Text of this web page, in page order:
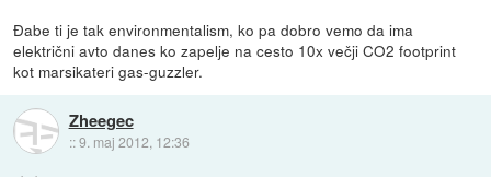
Đabe ti je tak environmentalism, ko pa dobro vemo da ima
električni avto danes ko zapelje na cesto 10x večji CO2 footprint
kot marsikateri gas-guzzler.
Zheegec
::9. maj 2012, 12:36